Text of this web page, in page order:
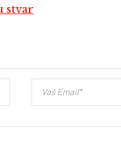
stvar